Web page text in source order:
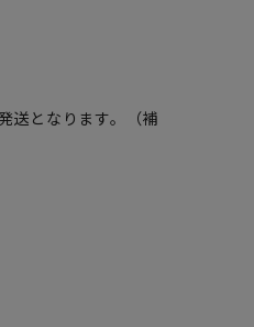
送となります。（補